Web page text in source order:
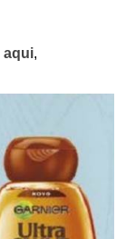
aqui,